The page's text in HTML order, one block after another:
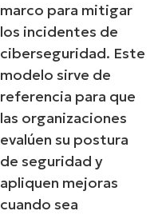
marco para mitigar
los incidentes de
ciberseguridad. Este
modelo sirve de
referencia para que
las organizaciones
evalúen su postura
de seguridad y
apliquen mejoras
cuando sea